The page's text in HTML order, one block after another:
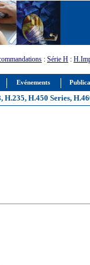
Evénements
: Série H :
H.450 Series,